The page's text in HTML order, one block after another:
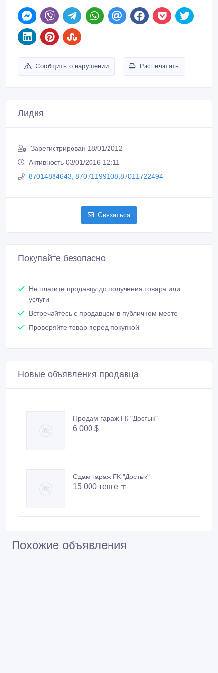
Сообщить о нарушении Распечатать
Лидия
Зарегистрирован 18/01/2012
Активность 03/01/2016 12:11
87014884643, 87071199108,87011722494
Связаться
Покупайте безопасно
Не платите продавцу до получения товара или
услуги
Встречайтесь с продавцом в публичном месте
Проверяйте товар перед покупкой
Новые объявления продавца
Продам гараж ГК "Достык"
6 000 $
Сдам гараж ГК "Достык"
15 000 тенге 〒
Похожие объявления